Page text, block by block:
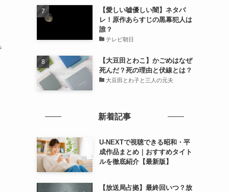
【愛しい嘘優しい闇】ネタバ
レ！原作あらすじの黒幕犯人は
誰？
テレビ朝日
【大豆田とわこ】かごめはなぜ
死んだ？死の理由と伏線とは？
大豆田とわ子と三人の元夫
新着記事
U-NEXTで視聴できる昭和・平
成作品まとめ｜おすすめタイト
ルを徹底紹介【最新版】
【放送局占拠】最終回いつ？放